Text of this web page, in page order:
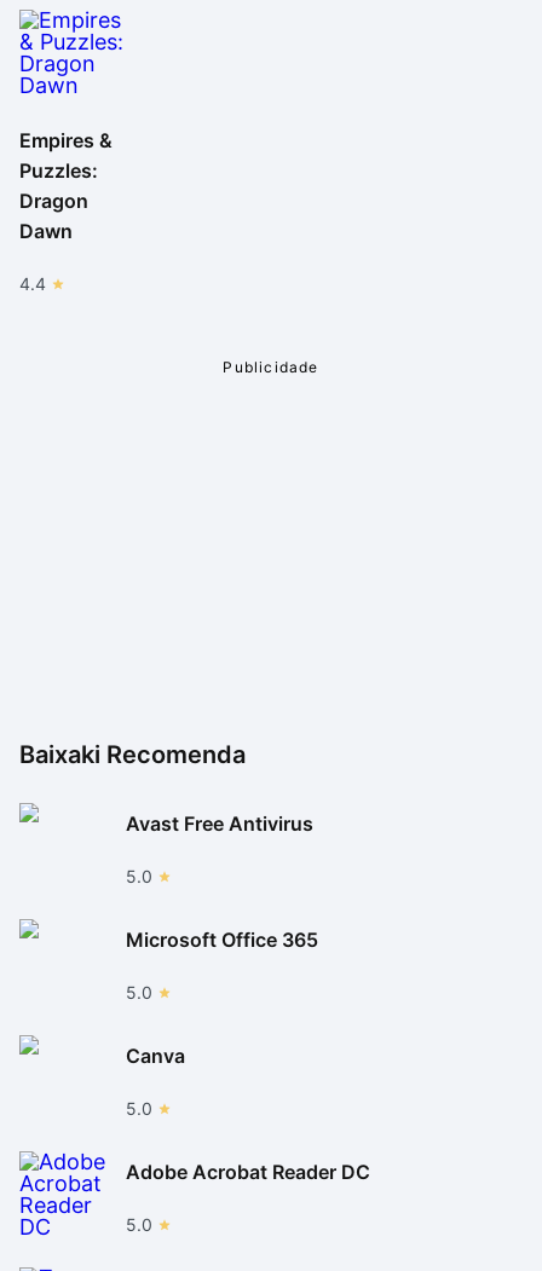
Empires &
Puzzles:
Dragon
Dawn
4.4
Baixaki Recomenda
Avast Free Antivirus
5.0
Microsoft Office 365
5.0
Canva
5.0
Adobe Acrobat Reader DC
5.0